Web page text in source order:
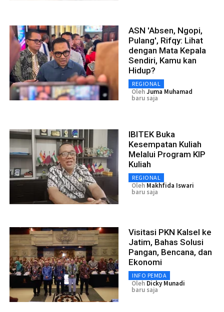
ASN 'Absen, Ngopi,
Pulang', Rifqy: Lihat
dengan Mata Kepala
Sendiri, Kamu kan
Hidup?
REGIONAL
OlehJuma Muhamad
baru saja
IBITEK Buka
Kesempatan Kuliah
Melalui Program KIP
Kuliah
REGIONAL
Oleh Makhfida Iswari
baru saja
Visitasi PKN Kalsel ke
Jatim, Bahas Solusi
Pangan, Bencana, dan
Ekonomi
INFO PEMDA
Oleh Dicky Munadi
baru saja